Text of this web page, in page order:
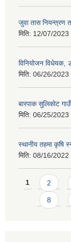
जुवा तास नियन्त्रण
मिति: 12/07/2023
विनियोजन विधेयक,
मिति: 06/26/2023
बारपाक सुलिकोट
मिति: 06/25/2023
स्थानीय तहमा कृषि
मिति: 08/16/2022
Pages
1 2
8